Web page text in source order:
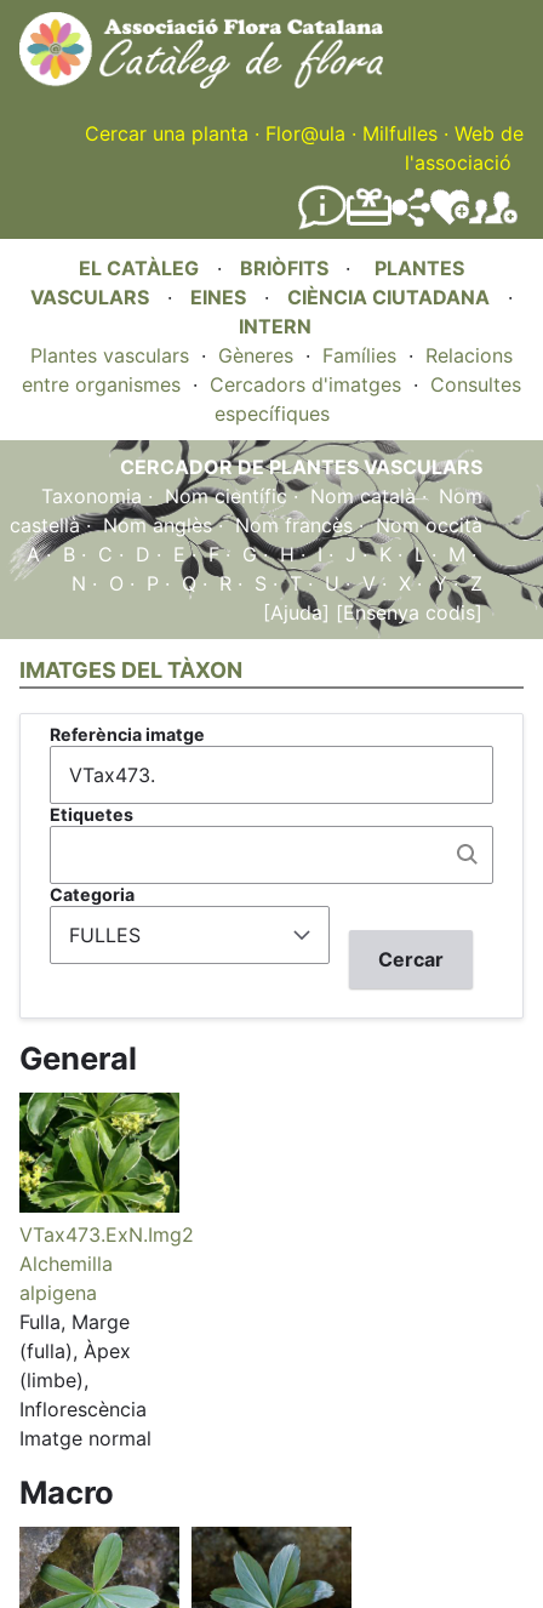
Skip
to
main
content
Cercar una planta · Flor@ula · Milfulles · Web de
l'associació
EL CATÀLEG · BRIÒFITS · PLANTES
VASCULARS · EINES · CIÈNCIA CIUTADANA ·
INTERN
Plantes vasculars · Gèneres · Famílies · Relacions
entre organismes · Cercadors d'imatges · Consultes
específiques
CERCADOR DE PLANTES VASCULARS
Taxonomia · Nom científic·Nom català· Nom
castellà·Nom anglès·Nom francès·Nom occità
A·B · C · D · E·F· G·H·I· J ·K ·L· M·
N · O · P · Q·R · S ·T ·U·V· X·Y·Z
[Ajuda] [Ensenya codis]
IMATGES DEL TÀXON
Referència imatge
Etiquetes
Categoria
General
VTax473.ExN.Img2
Alchemilla
alpigena
Fulla, Marge
(fulla), Àpex
(limbe),
Inflorescència
Imatge normal
Macro